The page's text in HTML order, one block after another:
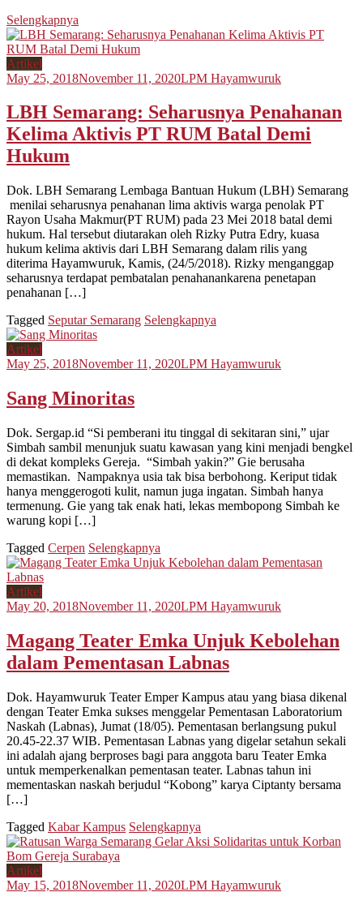
Selengkapnya
Artikel
May 25, 2018November 11, 2020LPM Hayamwuruk
LBH Semarang: Seharusnya Penahanan
Kelima Aktivis PT RUM Batal Demi
Hukum
Dok. LBH Semarang Lembaga Bantuan Hukum (LBH) Semarang
menilai seharusnya penahanan lima aktivis warga penolak PT
Rayon Usaha Makmur(PT RUM) pada 23 Mei 2018 batal demi
hukum. Hal tersebut diutarakan oleh Rizky Putra Edry, kuasa
hukum kelima aktivis dari LBH Semarang dalam rilis yang
diterima Hayamwuruk, Kamis, (24/5/2018). Rizky menganggap
seharusnya terdapat pembatalan penahanankarena penetapan
penahanan […]
Tagged Seputar Semarang Selengkapnya
Artikel
May 25, 2018November 11, 2020LPM Hayamwuruk
Sang Minoritas
Dok. Sergap.id “Si pemberani itu tinggal di sekitaran sini,” ujar
Simbah sambil menunjuk suatu kawasan yang kini menjadi bengkel
di dekat kompleks Gereja. “Simbah yakin?” Gie berusaha
memastikan. Nampaknya usia tak bisa berbohong. Keriput tidak
hanya menggerogoti kulit, namun juga ingatan. Simbah hanya
termenung. Gie yang tak enak hati, lekas membopong Simbah ke
warung kopi […]
Tagged Cerpen Selengkapnya
Artikel
May 20, 2018November 11, 2020LPM Hayamwuruk
Magang Teater Emka Unjuk Kebolehan
dalam Pementasan Labnas
Dok. Hayamwuruk Teater Emper Kampus atau yang biasa dikenal
dengan Teater Emka sukses menggelar Pementasan Laboratorium
Naskah (Labnas), Jumat (18/05). Pementasan berlangsung pukul
20.45-22.37 WIB. Pementasan Labnas yang digelar setahun sekali
ini adalah ajang berproses bagi para anggota baru Teater Emka
untuk memperkenalkan pementasan teater. Labnas tahun ini
mementaskan naskah berjudul “Kobong” karya Ciptanty bersama
[…]
Tagged Kabar Kampus Selengkapnya
Artikel
May 15, 2018November 11, 2020LPM Hayamwuruk